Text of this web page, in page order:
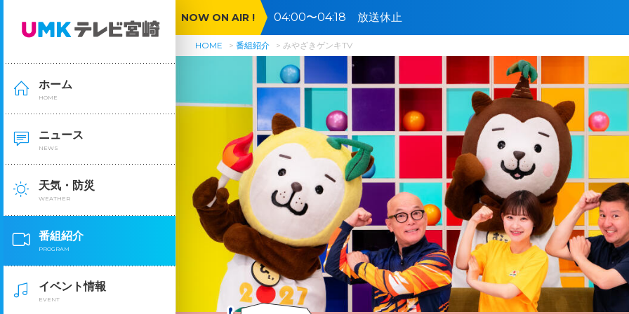
ホーム
HOME
ニュース
NEWS
天気・防災
WEATHER
番組紹介
PROGRAM
イベント情報
EVENT
NOW ON AIR ! 04:00〜04:18 放送休止
HOME 番組紹介 みやざきゲンキTV